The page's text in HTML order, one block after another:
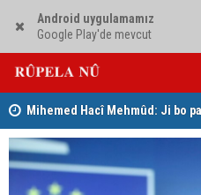
Android uygulamamız
Google Play'de mevcut
Mihemed Hacî Mehmûd: Ji bo
sîstema konfederalî ye